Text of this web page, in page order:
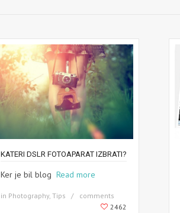
KATERI DSLR FOTOAPARAT IZBRATI?
Ker je bil blog Read more
in Photography, Tips
comments
2462